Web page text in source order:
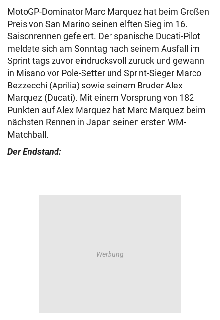
MotoGP-Dominator Marc Marquez hat beim Großen
Preis von San Marino seinen elften Sieg im 16.
Saisonrennen gefeiert. Der spanische Ducati-Pilot
meldete sich am Sonntag nach seinem Ausfall im
Sprint tags zuvor eindrucksvoll zurück und gewann
in Misano vor Pole-Setter und Sprint-Sieger Marco
Bezzecchi (Aprilia) sowie seinem Bruder Alex
Marquez (Ducati). Mit einem Vorsprung von 182
Punkten auf Alex Marquez hat Marc Marquez beim
nächsten Rennen in Japan seinen ersten WM-
Matchball.
Der Endstand: